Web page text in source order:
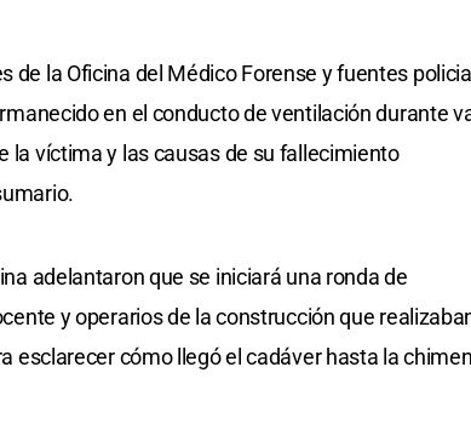
de la Oficina del Médico Forense y fuentes
en el conducto de ventilación durante
la víctima y las causas de su fallecimiento
adelantaron que se iniciará una ronda de
y operarios de la construcción que
esclarecer cómo llegó el cadáver hasta la